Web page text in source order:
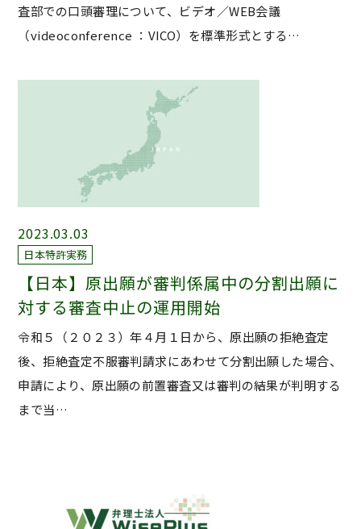
査部での口頭審理について、ビデオ／WEB会議
（videoconference ：VICO）を標準形式とする…
2023.03.03
日本特許実務
【日本】原出願が審判係属中の分割出願に
対する審査中止の運用開始
令和５（２０２３）年４月１日から、原出願の拒絶査定
後、拒絶査定不服審判請求にあわせて分割出願した場合、
申請により、原出願の前置審査又は審判の結果が判明する
まで当…